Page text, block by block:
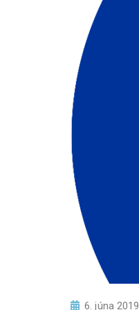
6. júna 2019